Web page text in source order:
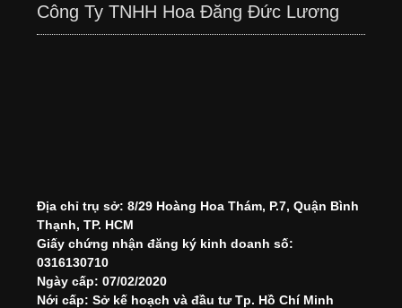
Công Ty TNHH Hoa Đăng Đức Lương
Địa chỉ trụ sở: 8/29 Hoàng Hoa Thám, P.7, Quận Bình
Thạnh, TP. HCM
Giấy chứng nhận đăng ký kinh doanh số:
0316130710
Ngày cấp: 07/02/2020
Nới cấp: Sở kế hoạch và đầu tư Tp. Hồ Chí Minh